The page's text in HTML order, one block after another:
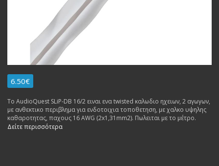
6.50€
To AudioQuest SLiP-DB 16/2 ειναι ενα twisted καλωδιο ηχειων, 2 αγωγων,
με ανθεκτικο περιβλημα για ενδοτοιχια τοποθετηση, με χαλκο υψηλης
καθαροτητας, παχους 16 AWG (2x1,31mm2). Πωλειται με το μέτρο.
Δείτε περισσότερα